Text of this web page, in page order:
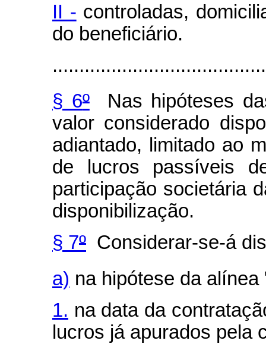
II - controladas,
do beneficiário.
§ 6ºNas hipóteses
valor considerado
adiantado, limitado ao
de lucros passíveis
participação societária
disponibilização.
§ 7º Considerar-se-á
a) na hipótese da alínea
1. na data da
lucros já apurados pela